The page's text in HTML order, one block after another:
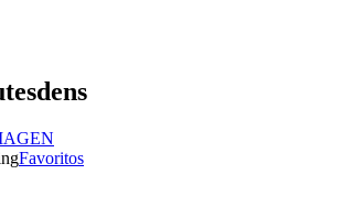
Favoritos